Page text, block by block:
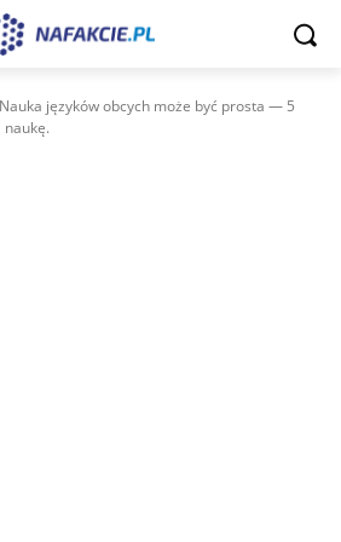
Nauka języków obcych może być prosta — 5
naukę.